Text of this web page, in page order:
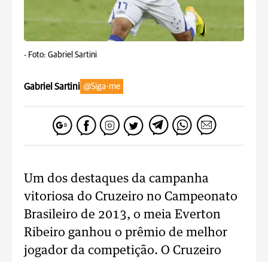
- Foto: Gabriel Sartini
Gabriel Sartini @Siga-me
Um dos destaques da campanha
vitoriosa do Cruzeiro no Campeonato
Brasileiro de 2013, o meia Everton
Ribeiro ganhou o prêmio de melhor
jogador da competição. O Cruzeiro